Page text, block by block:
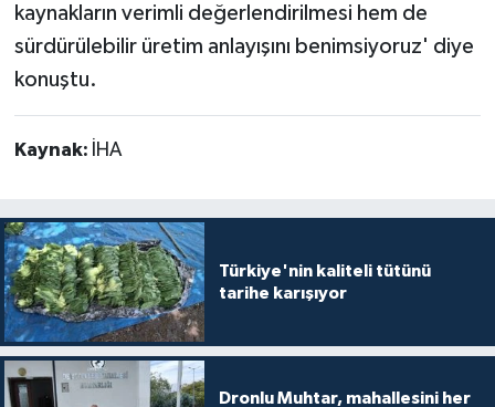
kaynakların verimli değerlendirilmesi hem de
sürdürülebilir üretim anlayışını benimsiyoruz' diye
konuştu.
Kaynak: İHA
Türkiye'nin kaliteli tütünü
tarihe karışıyor
Dronlu Muhtar, mahallesini her